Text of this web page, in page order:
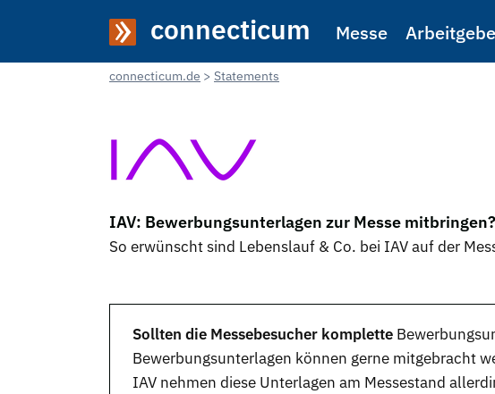
connecticum Messe
connecticum.de Statements
IAV: Bewerbungsunterlagen zur Messe mitbringen?
So erwünscht sind Lebenslauf & Co. bei IAV auf der
Sollten die Messebesucher komplette
Bewerbungsunterlagen können gerne mitgebracht
IAV nehmen diese Unterlagen am Messestand